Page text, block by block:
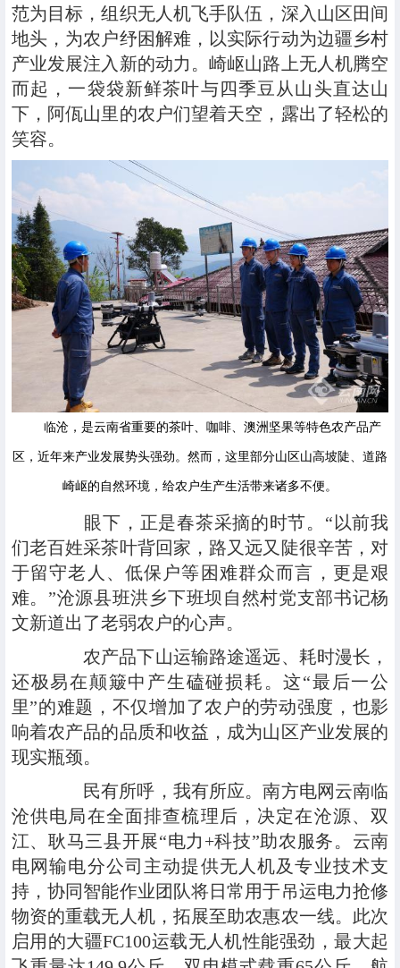
范为目标，组织无人机飞手队伍，深入山区田间
地头，为农户纾困解难，以实际行动为边疆乡村
产业发展注入新的动力。崎岖山路上无人机腾空
而起，一袋袋新鲜茶叶与四季豆从山头直达山
下，阿佤山里的农户们望着天空，露出了轻松的
笑容。
临沧，是云南省重要的茶叶、咖啡、澳洲坚果等特色农产品产
区，近年来产业发展势头强劲。然而，这里部分山区山高坡陡、道路
崎岖的自然环境，给农户生产生活带来诸多不便。
眼下，正是春茶采摘的时节。“以前我
们老百姓采茶叶背回家，路又远又陡很辛苦，对
于留守老人、低保户等困难群众而言，更是艰
难。”沧源县班洪乡下班坝自然村党支部书记杨
文新道出了老弱农户的心声。
农产品下山运输路途遥远、耗时漫长，
还极易在颠簸中产生磕碰损耗。这“最后一公
里”的难题，不仅增加了农户的劳动强度，也影
响着农产品的品质和收益，成为山区产业发展的
现实瓶颈。
民有所呼，我有所应。南方电网云南临
沧供电局在全面排查梳理后，决定在沧源、双
江、耿马三县开展“电力+科技”助农服务。云南
电网输电分公司主动提供无人机及专业技术支
持，协同智能作业团队将日常用于吊运电力抢修
物资的重载无人机，拓展至助农惠农一线。此次
启用的大疆FC100运载无人机性能强劲，最大起